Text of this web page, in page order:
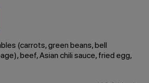
(carrots, green beans, bell
beef, Asian chili sauce, fried egg,